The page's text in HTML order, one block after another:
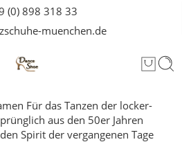
(0) 898 318 33
muenchen.de
Für das Tanzen der locker-
aus den 50er Jahren
Spirit der vergangenen Tage